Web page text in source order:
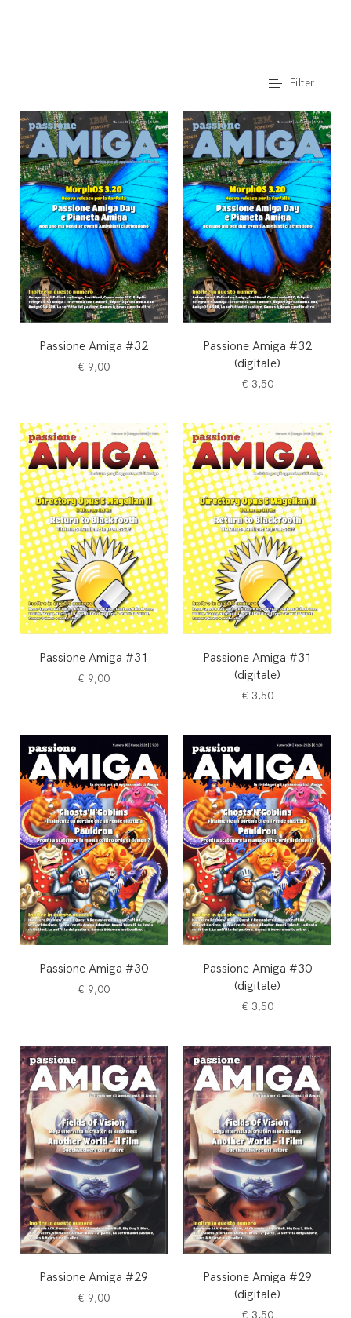
Filter
Passione Amiga #32
€ 9,00
Passione Amiga #32
(digitale)
€ 3,50
Passione Amiga #31
€ 9,00
Passione Amiga #31
(digitale)
€ 3,50
Passione Amiga #30
€ 9,00
Passione Amiga #30
(digitale)
€ 3,50
Passione Amiga #29
€ 9,00
Passione Amiga #29
(digitale)
€ 3,50